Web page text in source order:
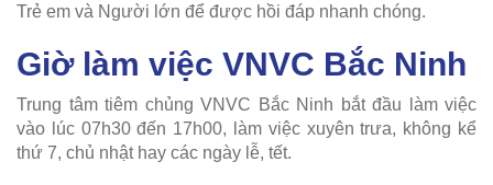
Trẻ em và Người lớn để được hồi đáp nhanh chóng.
Giờ làm việc VNVC Bắc Ninh
Trung tâm tiêm chủng VNVC Bắc Ninh bắt đầu làm việc
vào lúc 07h30 đến 17h00, làm việc xuyên trưa, không kể
thứ 7, chủ nhật hay các ngày lễ, tết.